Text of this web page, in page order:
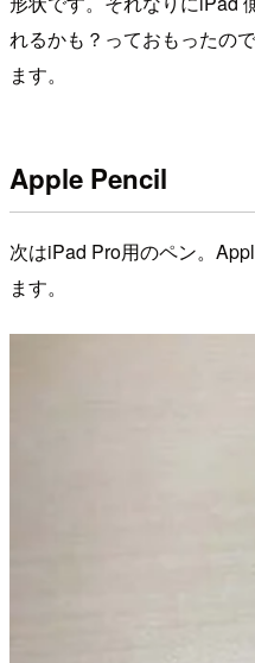
れるかも？っておもったの
ます。
Apple Pencil
次はiPad Pro用のペン。
ます。